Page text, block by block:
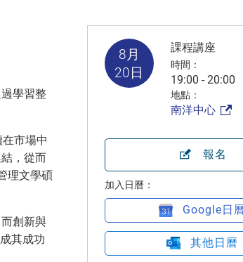
學習整
市場中
，從而
理文學碩
創新與
其成功
8月
20日
課程講座
時間：
19:00 - 20:00
地點：
南洋中心
報名
加入日曆：
Google日
其他日曆